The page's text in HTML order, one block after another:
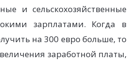
и сельскохозяйственные
зарплатами. Когда в
на 300 евро больше, то
заработной платы,